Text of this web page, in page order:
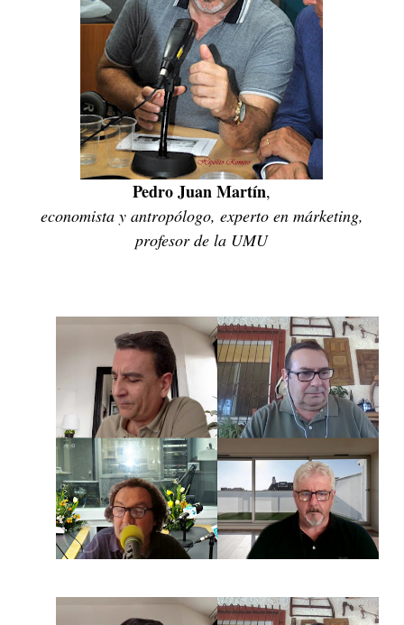
Pedro Juan Martín,
economista y antropólogo, experto en márketing,
profesor de la UMU